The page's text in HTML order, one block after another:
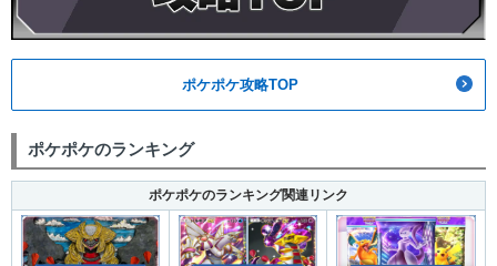
ポケポケ攻略TOP
ポケポケのランキング
ポケポケのランキング関連リンク